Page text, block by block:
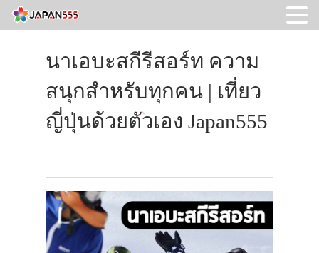
นาเอบะสกีรีสอร์ท ความ
สนุกสำหรับทุกคน | เที่ยว
ญี่ปุ่นด้วยตัวเอง Japan555